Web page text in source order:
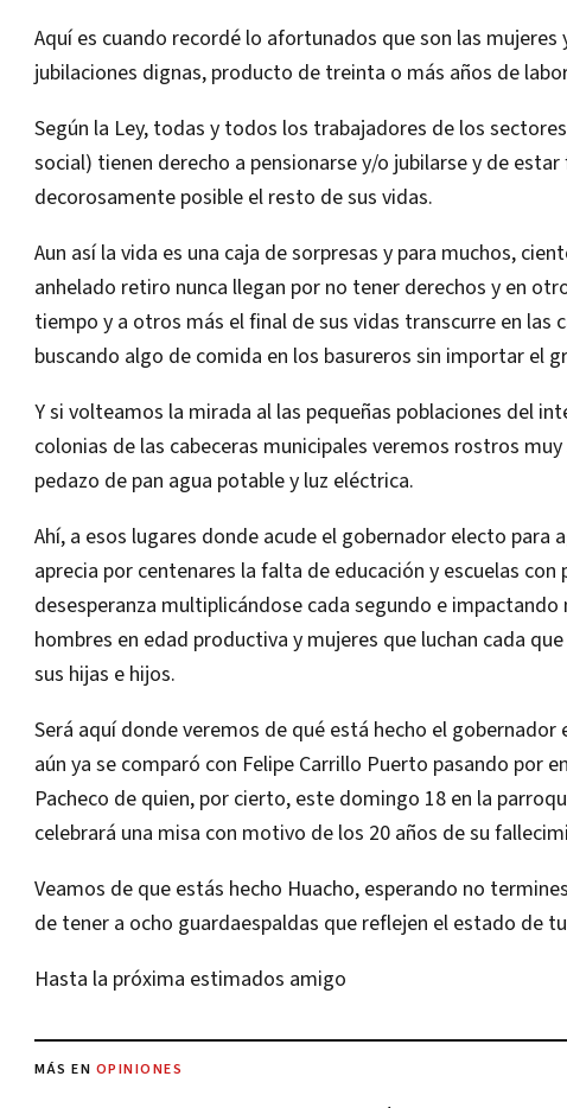
Aquí es cuando recordé lo afortunados que son las mujeres
jubilaciones dignas, producto de treinta o más años de
Según la Ley, todas y todos los trabajadores de los
social) tienen derecho a pensionarse y/o jubilarse y de
decorosamente posible el resto de sus vidas.
Aun así la vida es una caja de sorpresas y para muchos,
anhelado retiro nunca llegan por no tener derechos y en
tiempo y a otros más el final de sus vidas transcurre en las
buscando algo de comida en los basureros sin importar el
Y si volteamos la mirada al las pequeñas poblaciones del
colonias de las cabeceras municipales veremos rostros
pedazo de pan agua potable y luz eléctrica.
Ahí, a esos lugares donde acude el gobernador electo para
aprecia por centenares la falta de educación y escuelas
desesperanza multiplicándose cada segundo e
hombres en edad productiva y mujeres que luchan cada
sus hijas e hijos.
Será aquí donde veremos de qué está hecho el
aún ya se comparó con Felipe Carrillo Puerto pasando por
Pacheco de quien, por cierto, este domingo 18 en la
celebrará una misa con motivo de los 20 años de su
Veamos de que estás hecho Huacho, esperando no
de tener a ocho guardaespaldas que reflejen el estado de
Hasta la próxima estimados amigo
MÁS EN OPINIONES